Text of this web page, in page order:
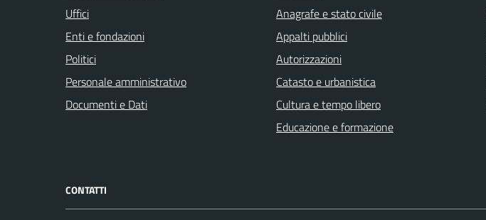
Uffici
Enti e fondazioni
Politici
Personale amministrativo
Documenti e Dati
Anagrafe e stato civile
Appalti pubblici
Autorizzazioni
Catasto e urbanistica
Cultura e tempo libero
Educazione e formazione
CONTATTI